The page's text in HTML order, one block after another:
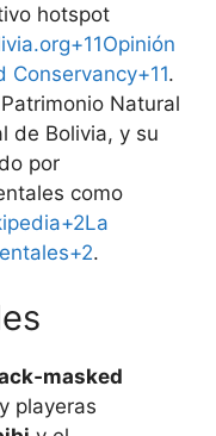
hotspot
Conservancy+11.
Natural
de Bolivia, y su
por
como
.
y playeras